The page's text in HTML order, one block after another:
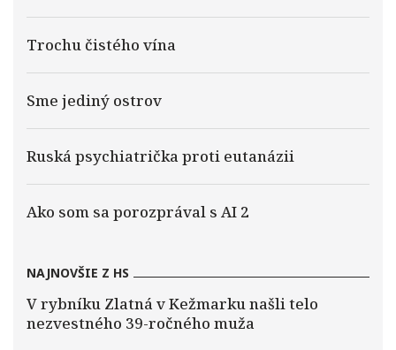
Trochu čistého vína
Sme jediný ostrov
Ruská psychiatrička proti eutanázii
Ako som sa porozprával s AI 2
NAJNOVŠIE Z HS
V rybníku Zlatná v Kežmarku našli telo
nezvestného 39-ročného muža